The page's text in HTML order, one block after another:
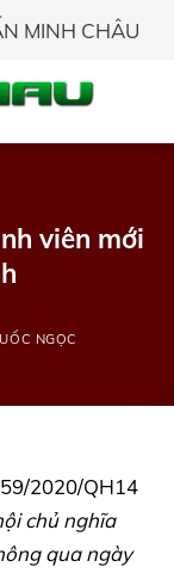
MINH CHÂU
viên mới
NGỌC
2020/QH14
chủ nghĩa
qua ngày